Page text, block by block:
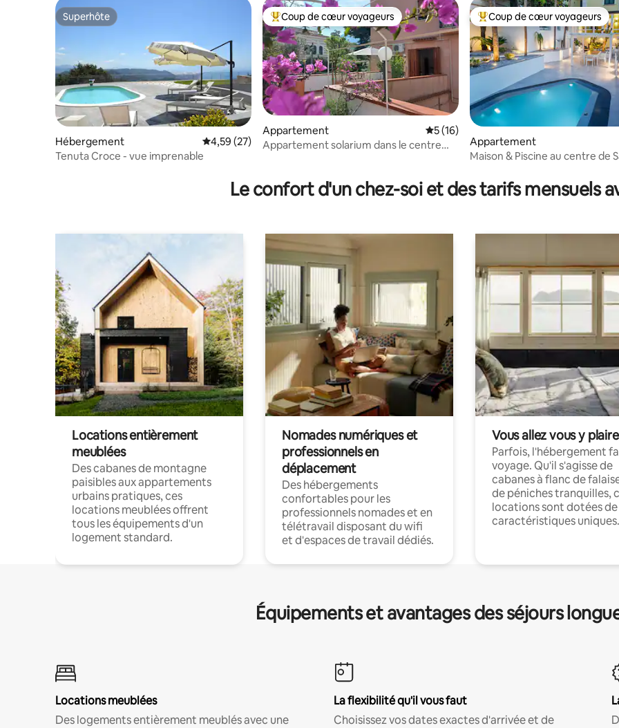
Superhôte
Superhôte
Hébergement Évaluation moyenne sur la base de 27 commentaires : 4,59 sur 5
4,59 (27)
Tenuta Croce - vue imprenable
Coups de cœur voyageurs les plus appréciés
Coup de cœur voyageurs
Appartement Évaluation moyenne sur la base de 16
5 (16)
Appartement solarium dans le centre
Coups de cœur voyageurs les
Coup de cœur voyageurs
Appartement
Maison & Piscine au centre de
Le confort d'un chez-soi et des tarifs mensuels
Locations entièrement
meublées
Des cabanes de montagne
paisibles aux appartements
urbains pratiques, ces
locations meublées offrent
tous les équipements d'un
logement standard.
Nomades numériques et
professionnels en
déplacement
Des hébergements
confortables pour les
professionnels nomades et en
télétravail disposant du wifi
et d'espaces de travail dédiés.
Vous allez vous y plaire
Parfois, l'hébergement
voyage. Qu'il s'agisse de
cabanes à flanc de
de péniches tranquilles,
locations sont dotées de
caractéristiques uniques.
Équipements et avantages des séjours
Locations meublées
Des logements entièrement meublés avec une
La flexibilité qu'il vous faut
Choisissez vos dates exactes d'arrivée et de